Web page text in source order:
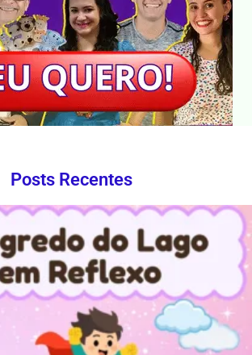
Posts Recentes